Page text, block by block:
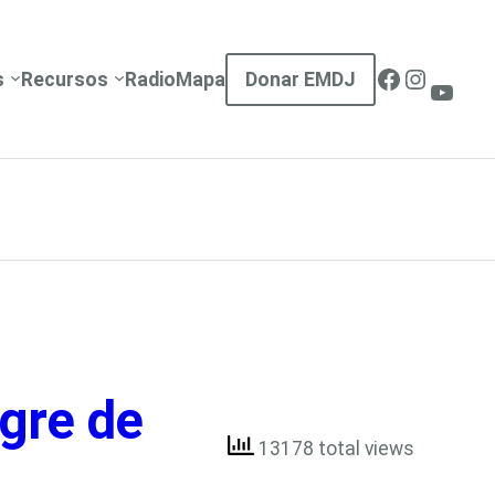
Recursos RadioMapa Donar EMDJ Facebook
de 13178 total views